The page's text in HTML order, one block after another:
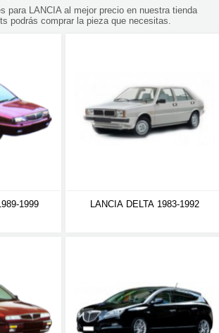
para LANCIA al mejor precio en nuestra tienda
podrás comprar la pieza que necesitas.
1999 LANCIA DELTA 1983-1992